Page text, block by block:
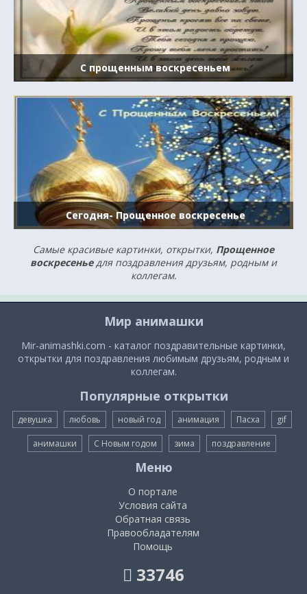
С прощенным воскресеньем
Сегодня- Прощенное воскресенье
Самые красивые картинки, открытки, Прощенное
воскресеньедля поздравления друзьям, родным и
коллегам.
Мир анимашки
Mir-animashki.com - каталог поздравительные картинки,
открытки для поздравления любимым друзьям, родным и
коллегам.
Популярные открытки
девушка любовь новый год анимация Пасха gif
анимашки С Новым годом зима поздравление
Меню
О портале
Условия сайта
Обратная связь
Правообладателям
Помощь
33746